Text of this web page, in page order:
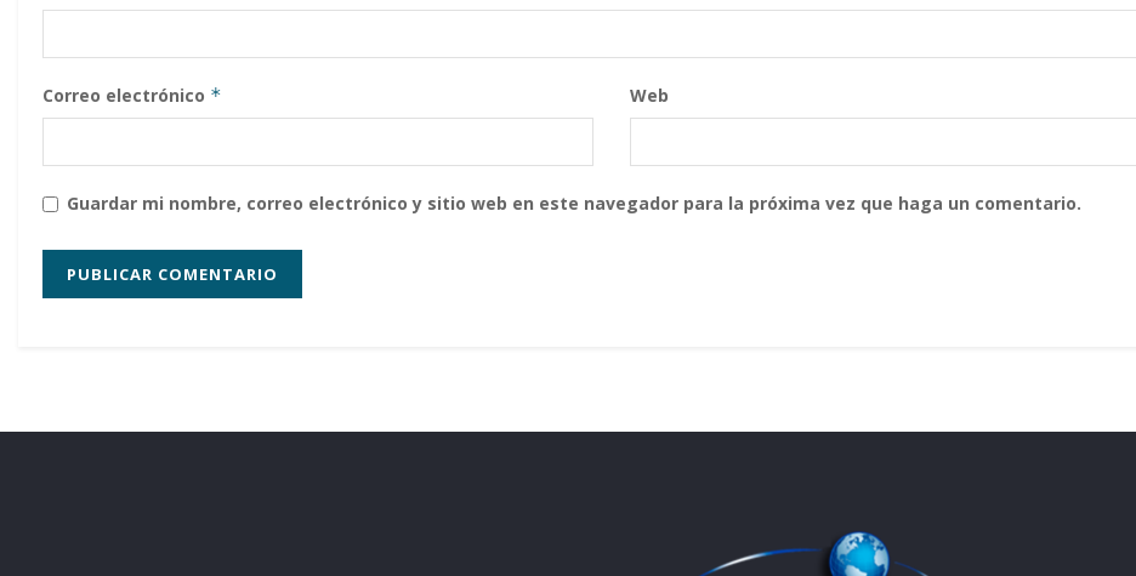
Correo electrónico * Web
Guardar mi nombre, correo electrónico y sitio web en este navegador para la próxima vez que haga un comentario.